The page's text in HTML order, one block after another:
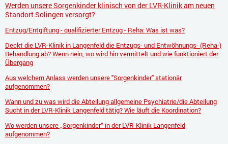
Werden unsere Sorgenkinder klinisch von der LVR-Klinik am neuen
Standort Solingen versorgt?
Entzug/Entgiftung - qualifizierter Entzug - Reha: Was ist was?
Deckt die LVR-Klinik in Langenfeld die Entzugs- und Entwöhnungs- (Reha-)
Behandlung ab? Wenn nein, wo wird hin vermittelt und wie funktioniert der
Übergang
Aus welchem Anlass werden unsere "Sorgenkinder" stationär
aufgenommen?
Wann und zu was wird die Abteilung allgemeine Psychiatrie/die Abteilung
Sucht in der LVR-Klinik Langenfeld tätig? Wie läuft die Koordination?
Wo werden unsere „Sorgenkinder“ in der LVR-Klinik Langenfeld
aufgenommen?